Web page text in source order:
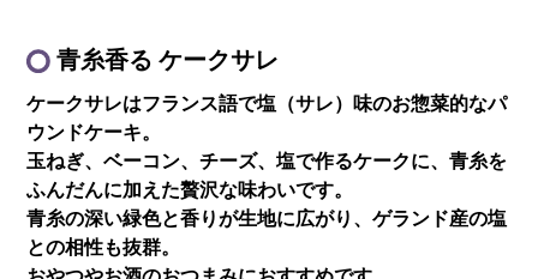
青糸香る ケークサレ
ケークサレはフランス語で塩（サレ）味のお惣菜的なパ
ウンドケーキ。
玉ねぎ、ベーコン、チーズ、塩で作るケークに、青糸を
ふんだんに加えた贅沢な味わいです。
青糸の深い緑色と香りが生地に広がり、ゲランド産の塩
との相性も抜群。